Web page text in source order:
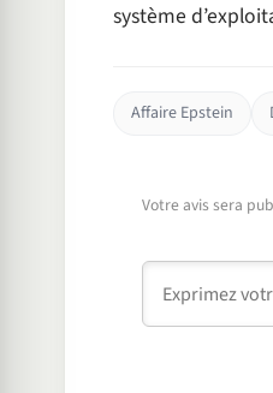
système
Affaire Epstein
Votre avis sera